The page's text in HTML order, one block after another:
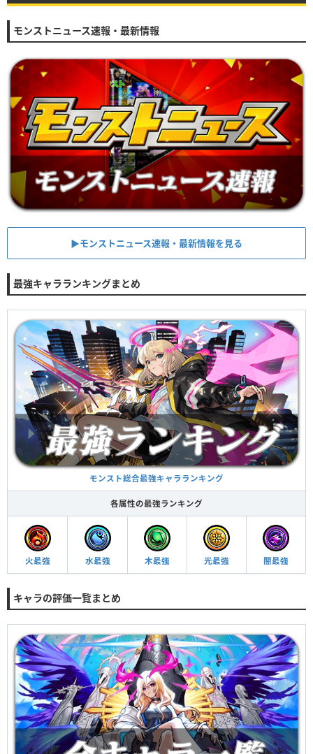
モンストニュース速報・最新情報
▶︎モンストニュース速報・最新情報を見る
最強キャラランキングまとめ
モンスト総合最強キャラランキング
各属性の最強ランキング
火最強 水最強 木最強 光最強 闇最強
キャラの評価一覧まとめ